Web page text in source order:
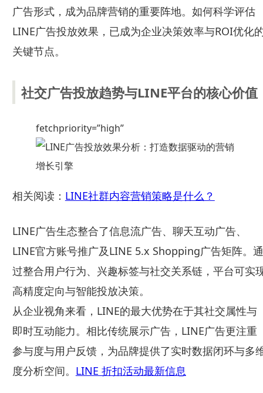
广告形式，成为品牌营销的重要阵地。如何科学评估
LINE广告投放效果，已成为企业决策效率与ROI优化
关键节点。
社交广告投放趋势与LINE平台的核心价值
fetchpriority=”high”
相关阅读： LINE社群内容营销策略是什么？
LINE广告生态整合了信息流广告、聊天互动广告、
LINE官方账号推广及LINE 5.x Shopping广告矩阵。通
过整合用户行为、兴趣标签与社交关系链，平台可实
高精度定向与智能投放决策。
从企业视角来看，LINE的最大优势在于其社交属性与
即时互动能力。相比传统展示广告，LINE广告更注重
参与度与用户反馈，为品牌提供了实时数据闭环与多
度分析空间。 LINE 折扣活动最新信息